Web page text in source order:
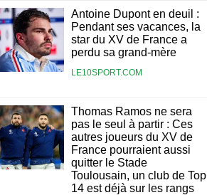
Antoine Dupont en deuil :
Pendant ses vacances, la
star du XV de France a
perdu sa grand-mère
LE10SPORT.COM
Thomas Ramos ne sera
pas le seul à partir : Ces
autres joueurs du XV de
France pourraient aussi
quitter le Stade
Toulousain, un club de Top
14 est déjà sur les rangs